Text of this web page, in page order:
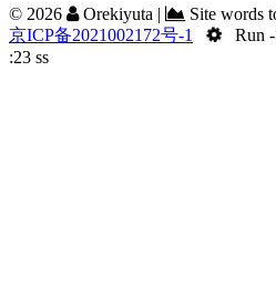
© 2026 Orekiyuta | Site words
京ICP备2021002172号-1
Run
:24 ss